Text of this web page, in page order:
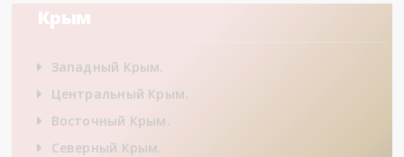
Крым
Западный Крым.
Центральный Крым.
Восточный Крым.
Северный Крым.